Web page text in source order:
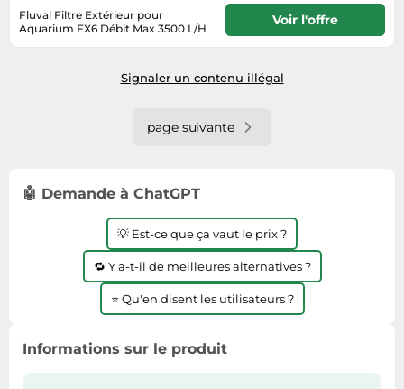
Fluval Filtre Extérieur pour
Aquarium FX6 Débit Max 3500 L/H
Voir l'offre
page suivante
Signaler un contenu illégal
🤖 Demande à ChatGPT
💡 Est-ce que ça vaut le prix ?
🔁 Y a-t-il de meilleures alternatives ?
⭐ Qu'en disent les utilisateurs ?
Informations sur le produit